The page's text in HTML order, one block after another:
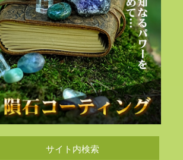
サイト内検索